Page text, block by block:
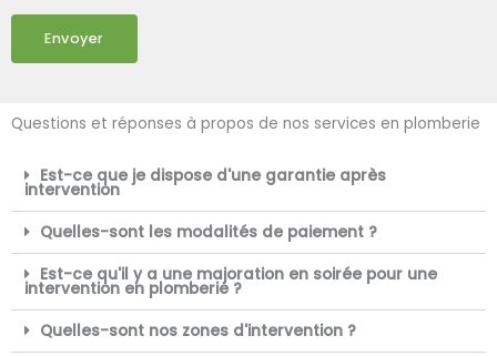
Envoyer
Questions et réponses à propos de nos services en plomberie
Est-ce que je dispose d'une garantie après
intervention
Quelles-sont les modalités de paiement ?
Est-ce qu'il y a une majoration en soirée pour une
intervention en plomberie ?
Quelles-sont nos zones d'intervention ?